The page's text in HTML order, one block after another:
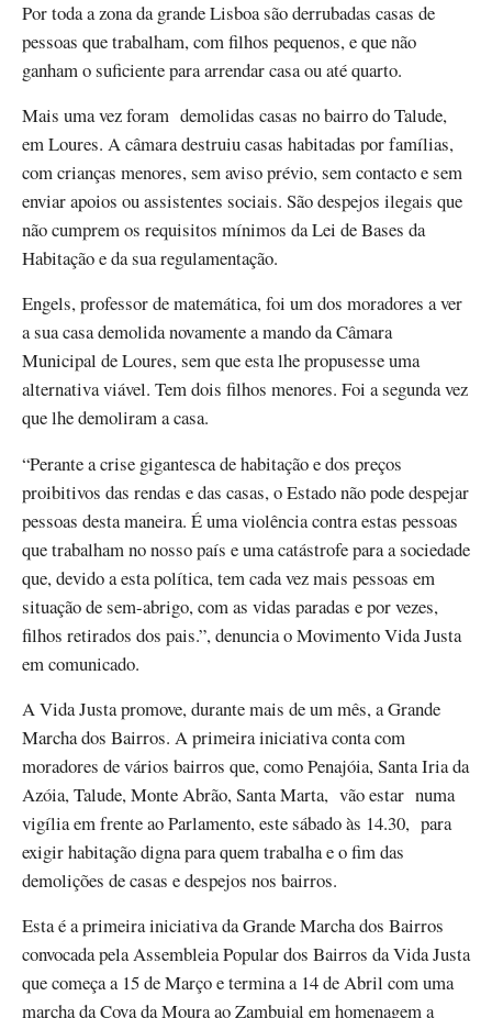
Por toda a zona da grande Lisboa são derrubadas casas de
pessoas que trabalham, com filhos pequenos, e que não
ganham o suficiente para arrendar casa ou até quarto.
Mais uma vez foram demolidas casas no bairro do Talude,
em Loures. A câmara destruiu casas habitadas por famílias,
com crianças menores, sem aviso prévio, sem contacto e sem
enviar apoios ou assistentes sociais. São despejos ilegais que
não cumprem os requisitos mínimos da Lei de Bases da
Habitação e da sua regulamentação.
Engels, professor de matemática, foi um dos moradores a ver
a sua casa demolida novamente a mando da Câmara
Municipal de Loures, sem que esta lhe propusesse uma
alternativa viável. Tem dois filhos menores. Foi a segunda vez
que lhe demoliram a casa.
“Perante a crise gigantesca de habitação e dos preços
proibitivos das rendas e das casas, o Estado não pode despejar
pessoas desta maneira. É uma violência contra estas pessoas
que trabalham no nosso país e uma catástrofe para a sociedade
que, devido a esta política, tem cada vez mais pessoas em
situação de sem-abrigo, com as vidas paradas e por vezes,
filhos retirados dos pais.”, denuncia o Movimento Vida Justa
em comunicado.
A Vida Justa promove, durante mais de um mês, a Grande
Marcha dos Bairros. A primeira iniciativa conta com
moradores de vários bairros que, como Penajóia, Santa Iria da
Azóia, Talude, Monte Abrão, Santa Marta, vão estar numa
vigília em frente ao Parlamento, este sábado às 14.30, para
exigir habitação digna para quem trabalha e o fim das
demolições de casas e despejos nos bairros.
Esta é a primeira iniciativa da Grande Marcha dos Bairros
convocada pela Assembleia Popular dos Bairros da Vida Justa
que começa a 15 de Março e termina a 14 de Abril com uma
marcha da Cova da Moura ao Zambujal em homenagem a